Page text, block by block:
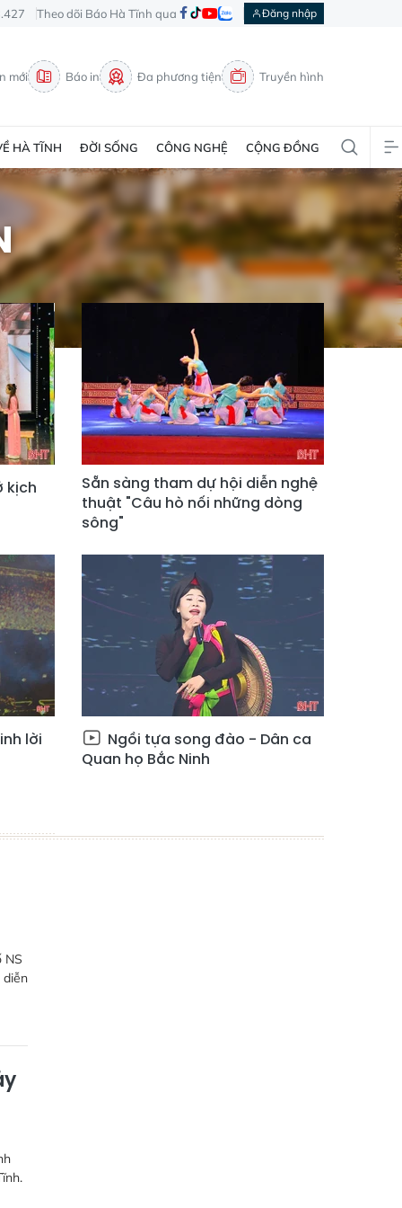
Theo dõi Báo Hà Tĩnh qua Đăng nhập
mới Báo in Đa phương tiện Truyền hình
HÀ TĨNH ĐỜI SỐNG CÔNG NGHỆ CỘNG ĐỒNG
kịch
Sẵn sàng tham dự hội diễn nghệ
thuật "Câu hò nối những dòng
sông"
lời
Ngồi tựa song đào - Dân ca
Quan họ Bắc Ninh
NS
diễn